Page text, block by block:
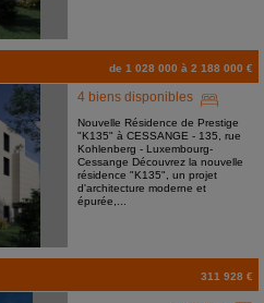
de 1 028 000 à 2 188 000 €
4 biens disponibles
Nouvelle Résidence de Prestige
"K135" à CESSANGE - 135, rue
Kohlenberg - Luxembourg-
Cessange Découvrez la nouvelle
résidence "K135", un projet
d'architecture moderne et
épurée,...
311 928 €